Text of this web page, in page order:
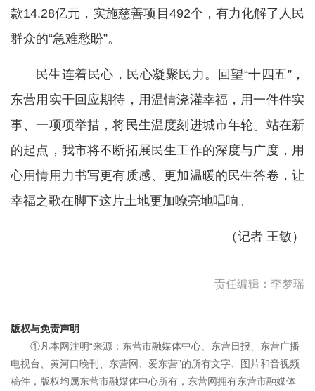
款14.28亿元，实施慈善项目492个，有力化解了人民
群众的“急难愁盼”。
民生连着民心，民心凝聚民力。回望“十四五”，
东营用实干回应期待，用温情浇灌幸福，用一件件实
事、一项项举措，将民生温度刻进城市年轮。站在新
的起点，我市将不断拓展民生工作的深度与广度，用
心用情用力书写更有质感、更加温暖的民生答卷，让
幸福之歌在脚下这片土地更加嘹亮地唱响。
（记者 王敏）
责任编辑：李梦瑶
版权与免责声明
①凡本网注明“来源：东营市融媒体中心、东营日报、东营广播
电视台、黄河口晚刊、东营网、爱东营”的所有文字、图片和音视频
稿件，版权均属东营市融媒体中心所有，东营网拥有东营市融媒体